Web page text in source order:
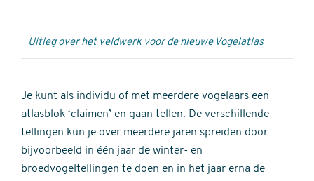
Uitleg over het veldwerk voor de nieuwe Vogelatlas
Je kunt als individu of met meerdere vogelaars een
atlasblok ‘claimen’ en gaan tellen. De verschillende
tellingen kun je over meerdere jaren spreiden door
bijvoorbeeld in één jaar de winter- en
broedvogeltellingen te doen en in het jaar erna de